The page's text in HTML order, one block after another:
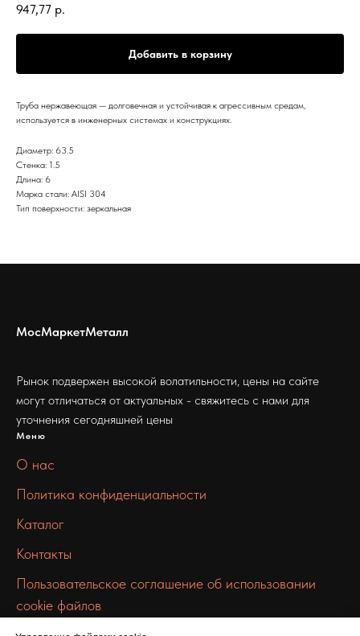
947,77 р.
Добавить в корзину
Труба нержавеющая — долговечная и устойчивая к агрессивным средам,
используется в инженерных системах и конструкциях.
Диаметр: 63.5
Стенка: 1.5
Длина: 6
Марка стали: AISI 304
Тип поверхности: зеркальная
МосМаркетМеталл
Рынок подвержен высокой волатильности, цены на сайте
могут отличаться от актуальных - свяжитесь с нами для
уточнения сегодняшней цены
Меню
О нас
Политика конфиденциальности
Каталог
Контакты
Пользовательское соглашение об использовании
cookie файлов